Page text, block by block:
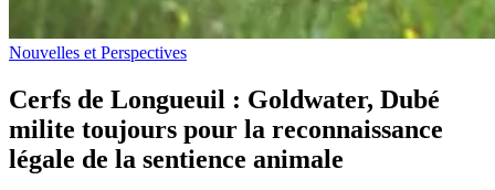
Nouvelles et Perspectives
Cerfs de Longueuil : Goldwater, Dubé
milite toujours pour la reconnaissance
légale de la sentience animale